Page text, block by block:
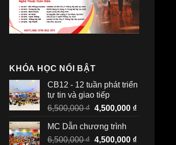
KHÓA HỌC NỔI BẬT
CB12 - 12 tuần phát triển
tự tin và giao tiếp
6,500,000₫ Giá
là:
6,500,000 ₫.
4,500,000 ₫Giá
là:
MC Dẫn chương trình
6,500,000₫ Giá
4,500,000 ₫Giá